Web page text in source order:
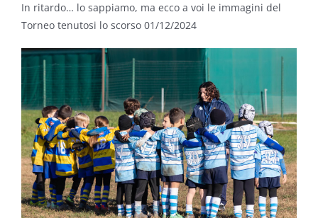
In ritardo… lo sappiamo, ma ecco a voi le immagini del
Torneo tenutosi lo scorso 01/12/2024